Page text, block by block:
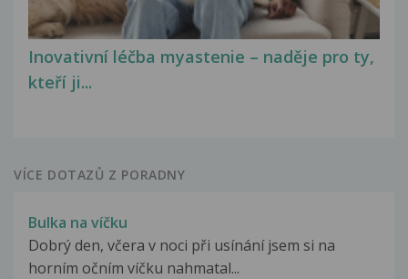
Inovativní léčba myastenie – naděje pro ty,
kteří ji...
VÍCE DOTAZŮ Z PORADNY
Bulka na víčku
Dobrý den, včera v noci při usínání jsem si na
horním očním víčku nahmatal...